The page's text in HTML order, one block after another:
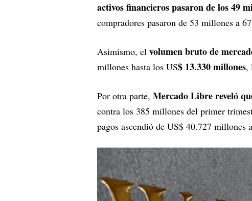
activos financieros pasaron de los 49
compradores pasaron de 53 millones a
Asimismo, el volumen bruto de
millones hasta los US$ 13.330 millones,
Por otra parte, Mercado Libre reveló
contra los 385 millones del primer
pagos ascendió de US$ 40.727 millones